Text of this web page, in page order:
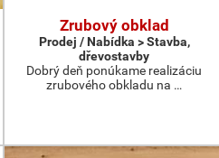
Zrubový obklad
Prodej / Nabídka > Stavba,
dřevostavby
Dobrý deň ponúkame realizáciu
zrubového obkladu na …